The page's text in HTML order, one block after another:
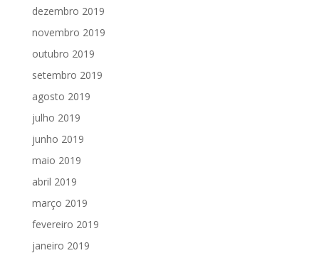
dezembro 2019
novembro 2019
outubro 2019
setembro 2019
agosto 2019
julho 2019
junho 2019
maio 2019
abril 2019
março 2019
fevereiro 2019
janeiro 2019